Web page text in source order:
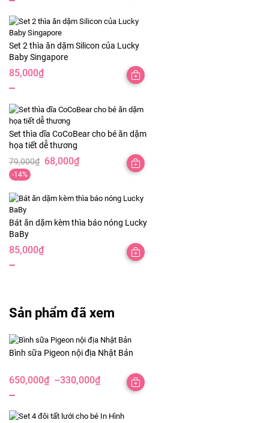
Set 2 thìa ăn dặm Silicon của Lucky
Baby Singapore
85,000₫
Set thìa dĩa CoCoBear cho bé ăn dặm
họa tiết dễ thương
68,000₫
79,000₫
-14%
Bát ăn dặm kèm thìa báo nóng Lucky
BaBy
85,000₫
Sản phẩm đã xem
Bình sữa Pigeon nội địa Nhật Bản
330,000₫
–
650,000₫
Khoảng
từ